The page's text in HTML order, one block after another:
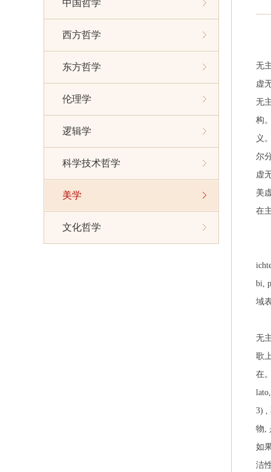
中国哲学
西方哲学
东方哲学
伦理学
逻辑学
科学技术哲学
美学
文化哲学
无
虚
无
构
义
尔
虚
美
在
bi,
域
无
歌
在
3) ,
物,
如
洁